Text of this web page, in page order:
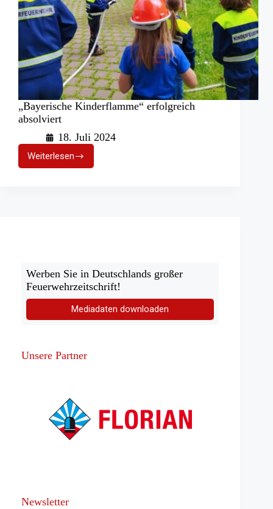
„Bayerische Kinderflamme“ erfolgreich
absolviert
18. Juli 2024
Weiterlesen„Bayerische
Kinderflamme“
Werben Sie in Deutschlands großer
Feuerwehrzeitschrift!
Mediadaten downloaden
Unsere Partner
Newsletter